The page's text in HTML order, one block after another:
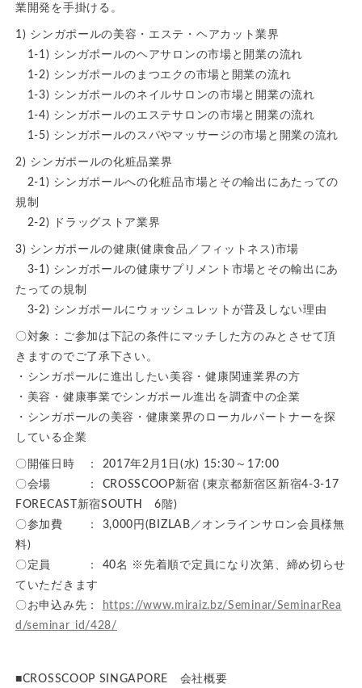
業開発を手掛ける。
1) シンガポールの美容・エステ・ヘアカット業界
1-1) シンガポールのヘアサロンの市場と開業の流れ
1-2) シンガポールのまつエクの市場と開業の流れ
1-3) シンガポールのネイルサロンの市場と開業の流れ
1-4) シンガポールのエステサロンの市場と開業の流れ
1-5) シンガポールのスパやマッサージの市場と開業の流れ
2) シンガポールの化粧品業界
2-1) シンガポールへの化粧品市場とその輸出にあたっての
規制
2-2) ドラッグストア業界
3) シンガポールの健康(健康食品／フィットネス)市場
3-1) シンガポールの健康サプリメント市場とその輸出にあ
たっての規制
3-2) シンガポールにウォッシュレットが普及しない理由
〇対象：ご参加は下記の条件にマッチした方のみとさせて頂
きますのでご了承下さい。
・シンガポールに進出したい美容・健康関連業界の方
・美容・健康事業でシンガポール進出を調査中の企業
・シンガポールの美容・健康業界のローカルパートナーを探
している企業
〇開催日時 ： 2017年2月1日(水) 15:30～17:00
〇会場 ： CROSSCOOP新宿 (東京都新宿区新宿4-3-17
FORECAST新宿SOUTH 6階)
〇参加費 ： 3,000円(BIZLAB／オンラインサロン会員様無
料)
〇定員 ： 40名 ※先着順で定員になり次第、締め切らせ
ていただきます
〇お申込み先：
https://www.miraiz.bz/Seminar/SeminarRea
d/seminar_id/428/
■CROSSCOOP SINGAPORE 会社概要